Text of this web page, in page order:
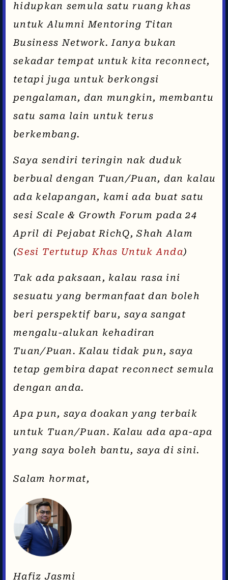
hidupkan semula satu ruang khas
untuk Alumni Mentoring Titan
Business Network. Ianya bukan
sekadar tempat untuk kita reconnect,
tetapi juga untuk berkongsi
pengalaman, dan mungkin, membantu
satu sama lain untuk terus
berkembang.
Saya sendiri teringin nak duduk
berbual dengan Tuan/Puan, dan kalau
ada kelapangan, kami ada buat satu
sesi Scale & Growth Forum pada 24
April di Pejabat RichQ, Shah Alam
(Sesi Tertutup Khas Untuk Anda)
Tak ada paksaan, kalau rasa ini
sesuatu yang bermanfaat dan boleh
beri perspektif baru, saya sangat
mengalu-alukan kehadiran
Tuan/Puan. Kalau tidak pun, saya
tetap gembira dapat reconnect semula
dengan anda.
Apa pun, saya doakan yang terbaik
untuk Tuan/Puan. Kalau ada apa-apa
yang saya boleh bantu, saya di sini.
Salam hormat,
Hafiz Jasmi